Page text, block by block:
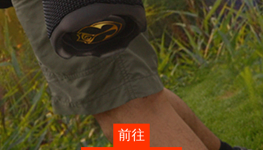
前往